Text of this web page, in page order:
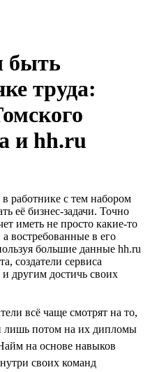
быть
труда:
и hh.ru
работнике с тем набором
её бизнес-задачи. Точно
иметь не просто какие-то
востребованные в его
большие данные hh.ru
создатели сервиса
другим достичь своих
всё чаще смотрят на то,
лишь потом на их дипломы
на основе навыков
своих команд